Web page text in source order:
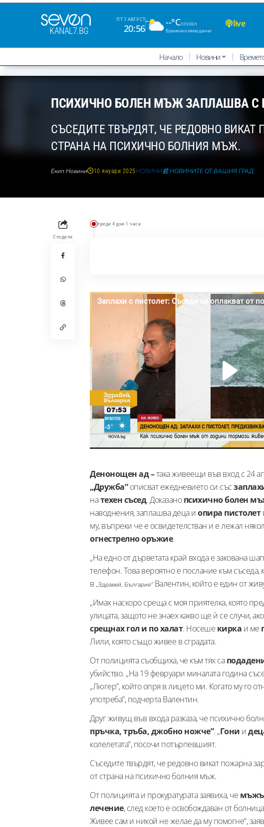
KANAL7.BG
ПТ 7 АВГУСТ
20:56
--°CПЛЕВЕН
Временно няма данни
live
Начало Новини
ПСИХИЧНО БОЛЕН МЪЖ ЗАПЛАШВА С
СЪСЕДИТЕ ТВЪРДЯТ, ЧЕ РЕДОВНО
СТРАНА НА ПСИХИЧНО БОЛНИЯ МЪЖ.
Екип Новини 10 януари 2025НОВИНИ📰 НОВИНИТЕ ОТ ВАШИЯ ГРАД
Сподели
преди 4 дни 1 часа
Денонощен ад –така живеещи във вход с 24
„Дружба“описват ежедневието си със
натехен съсед. Доказанопсихично болен
наводнения, заплашва деца иопира пистолет
му, въпреки че е освидетелстван и е лежал
огнестрелно оръжие.
„На едно от дърветата край входа е закована
телефон. Това вероятно е послание към съседа,
в „Здравей, България”Валентин, който е един от
„Имах наскоро среща с моя приятелка, която
улицата, защото не знаех какво ще ѝ се случи,
срещнах гол и по халат. Носеше кирка и ме
Лили, която също живее в сградата.
От полицията съобщиха, че към тях са
убийство. „На 19 февруари миналата година
„Люгер”, който опря в лицето ми. Когато му го
употреба”, подчерта Валентин.
Друг живущ във входа разказа, че психично
пръчка, тръба, джобно ножче”. „Гони и
колелетата”, посочи потърпевшият.
Съседите твърдят, че редовно викат пожарна
от страна на психично болния мъж.
От полицията и прокуратурата заявиха, че
лечение, след което е освобождаван от
Живее сам и никой не желае да му помогне“,